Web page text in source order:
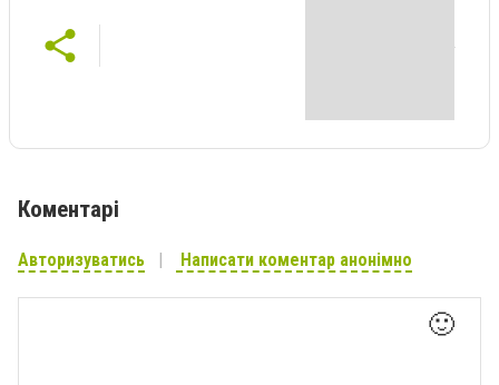
Коментарі
Авторизуватись Написати коментар анонімно
🙂